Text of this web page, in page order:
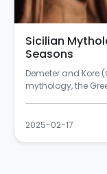
Sicilian
Seasons
Demeter and Kore
mythology, the
2025-02-17